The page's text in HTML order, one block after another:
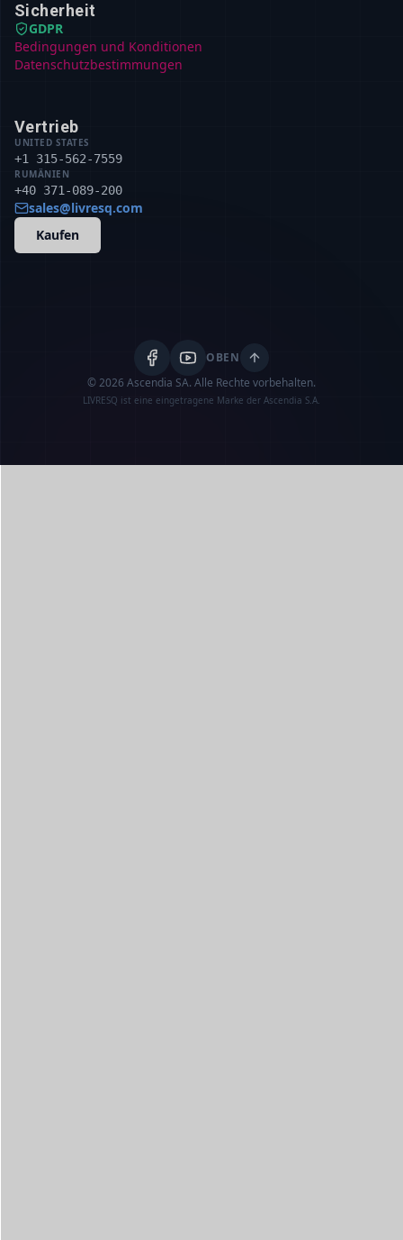
Sicherheit
GDPR
Bedingungen und Konditionen
Datenschutzbestimmungen
Vertrieb
UNITED STATES
+1 315-562-7559
RUMÄNIEN
+40 371-089-200
sales@livresq.com
Kaufen
OBEN
© 2026 Ascendia SA. Alle Rechte vorbehalten.
LIVRESQ ist eine eingetragene Marke der Ascendia S.A.